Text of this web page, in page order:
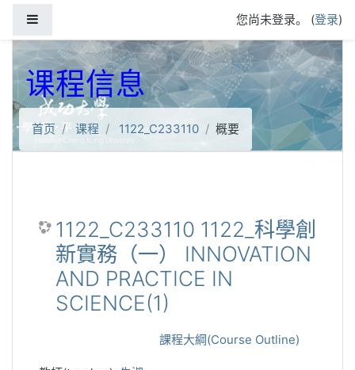
您尚未登录。 (登录)
课程信息
首页 课程 1122_C233110 概要
1122_C233110 1122_科學創
新實務（一） INNOVATION
AND PRACTICE IN
SCIENCE(1)
課程大綱(Course Outline)